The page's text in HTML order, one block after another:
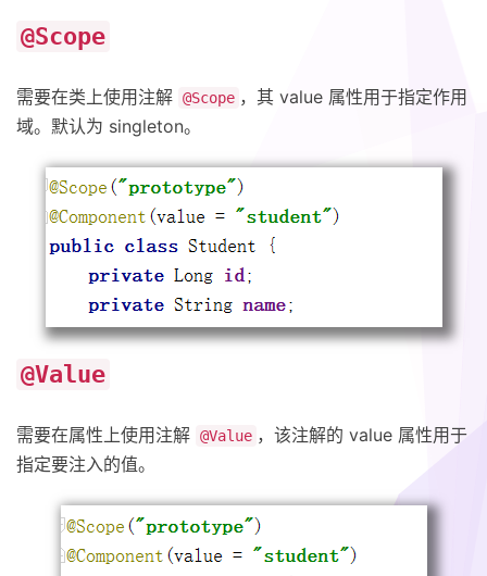
@Scope
需要在类上使用注解 @Scope ，其 value 属性用于指定作用
域。默认为 singleton。
@Value
需要在属性上使用注解 @Value ，该注解的 value 属性用于
指定要注入的值。